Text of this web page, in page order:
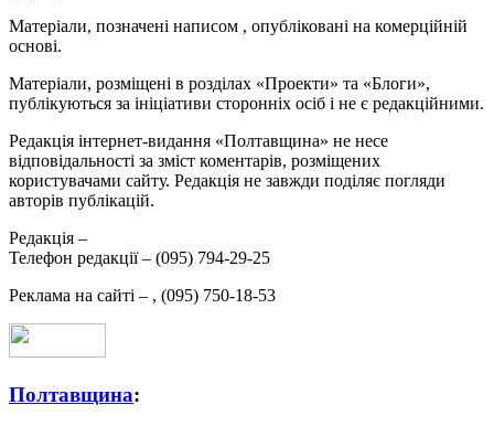
Матеріали, позначені написом , опубліковані на комерційній
основі.
Матеріали, розміщені в розділах «Проекти» та «Блоги»,
публікуються за ініціативи сторонніх осіб і не є редакційними.
Редакція інтернет-видання «Полтавщина» не несе
відповідальності за зміст коментарів, розміщених
користувачами сайту. Редакція не завжди поділяє погляди
авторів публікацій.
Редакція –
Телефон редакції – (095) 794-29-25
Реклама на сайті – , (095) 750-18-53
Полтавщина: